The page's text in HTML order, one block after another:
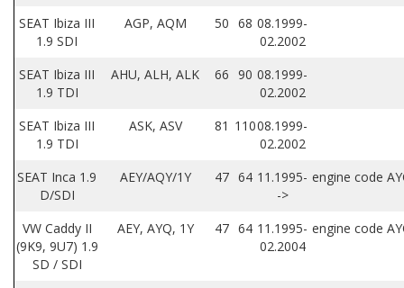
SEAT Ibiza III
1.9 SDI
AGP, AQM 50 68 08.1999-
02.2002
SEAT Ibiza III
1.9 TDI
AHU, ALH, ALK 66 90 08.1999-
02.2002
SEAT Ibiza III
1.9 TDI
ASK, ASV 81 11008.1999-
02.2002
SEAT Inca 1.9
D/SDI
AEY/AQY/1Y 47 64 11.1995-
->
engine code
VW Caddy II
(9K9, 9U7) 1.9
SD / SDI
AEY, AYQ, 1Y 47 64 11.1995-
02.2004
engine code